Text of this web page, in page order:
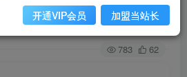
关注
783 62
开通VIP会员 加盟当站长